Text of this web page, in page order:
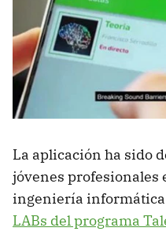
La aplicación ha sido
jóvenes profesionales
ingeniería informática
LABs del programa